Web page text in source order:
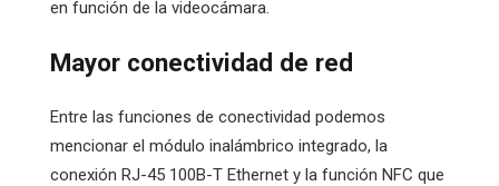
en función de la videocámara.
Mayor conectividad de red
Entre las funciones de conectividad podemos
mencionar el módulo inalámbrico integrado, la
conexión RJ-45 100B-T Ethernet y la función NFC que